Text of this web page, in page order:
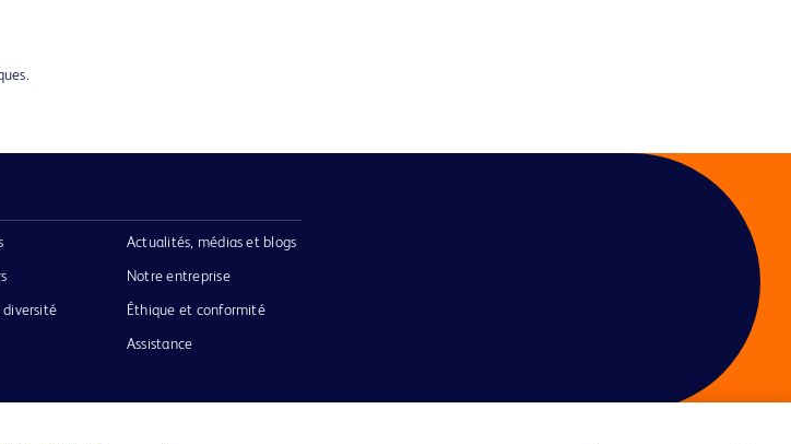
Actualités, médias et blogs
Notre entreprise
Éthique et conformité
Assistance